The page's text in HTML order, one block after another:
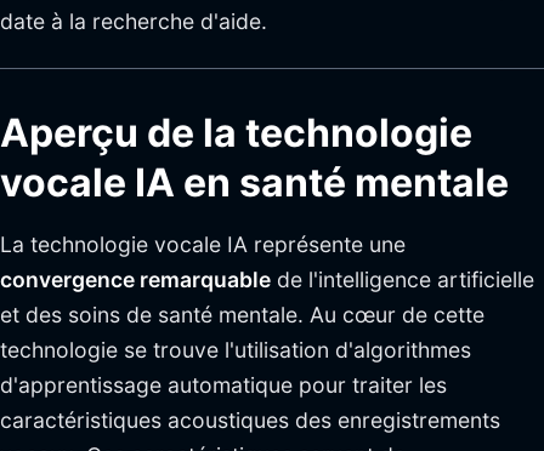
date à la recherche d'aide.
Aperçu de la technologie
vocale IA en santé mentale
La technologie vocale IA représente une
convergence remarquable de l'intelligence artificielle
et des soins de santé mentale. Au cœur de cette
technologie se trouve l'utilisation d'algorithmes
d'apprentissage automatique pour traiter les
caractéristiques acoustiques des enregistrements